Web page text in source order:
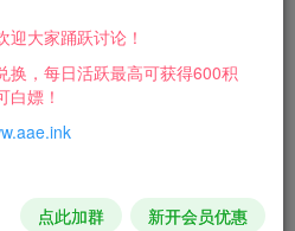
大家踊跃讨论！
换，每日活跃最高可获得600积
白嫖！
点此加群 新开会员优惠